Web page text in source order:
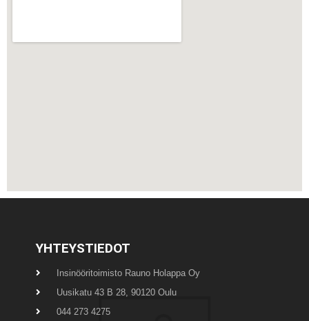
YHTEYSTIEDOT
Insinööritoimisto Rauno Holappa Oy
Uusikatu 43 B 28, 90120 Oulu
044 273 4275